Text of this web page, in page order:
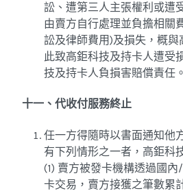
訟、遭第三人主張權利或遭
由賣方自行處理並負擔相關
訟及律師費用)及損失，概與
此致高鉅科技及持卡人遭受
技及持卡人負損害賠償責任。
十一、代收付服務終止
任一方得隨時以書面通知他
有下列情形之一者，高鉅科
(1) 賣方被發卡機構透過國
卡交易，賣方接獲之筆數累